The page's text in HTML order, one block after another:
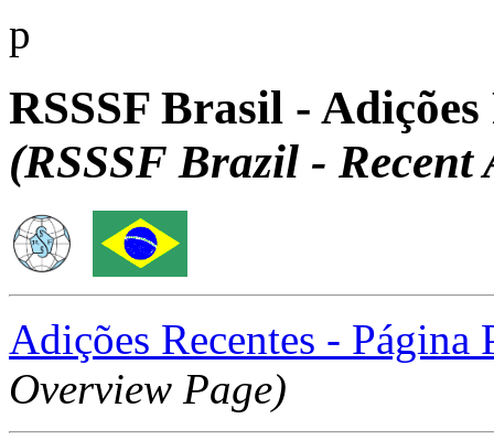
p
RSSSF Brasil - Adições
(RSSSF Brazil - Recent
Adições Recentes - Página
Overview Page)